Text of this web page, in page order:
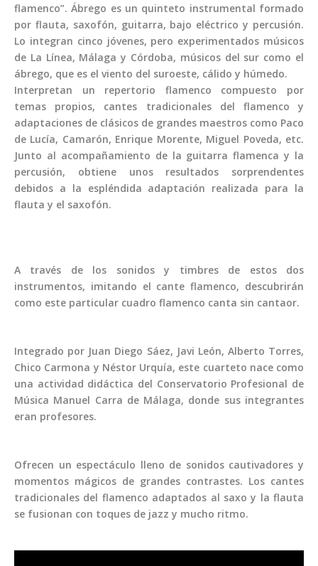
flamenco”. Ábrego es un quinteto instrumental formado
por flauta, saxofón, guitarra, bajo eléctrico y percusión.
Lo integran cinco jóvenes, pero experimentados músicos
de La Línea, Málaga y Córdoba, músicos del sur como el
ábrego, que es el viento del suroeste, cálido y húmedo.
Interpretan un repertorio flamenco compuesto por
temas propios, cantes tradicionales del flamenco y
adaptaciones de clásicos de grandes maestros como Paco
de Lucía, Camarón, Enrique Morente, Miguel Poveda, etc.
Junto al acompañamiento de la guitarra flamenca y la
percusión, obtiene unos resultados sorprendentes
debidos a la espléndida adaptación realizada para la
flauta y el saxofón.
A través de los sonidos y timbres de estos dos
instrumentos, imitando el cante flamenco, descubrirán
como este particular cuadro flamenco canta sin cantaor.
Integrado por Juan Diego Sáez, Javi León, Alberto Torres,
Chico Carmona y Néstor Urquía, este cuarteto nace como
una actividad didáctica del Conservatorio Profesional de
Música Manuel Carra de Málaga, donde sus integrantes
eran profesores.
Ofrecen un espectáculo lleno de sonidos cautivadores y
momentos mágicos de grandes contrastes. Los cantes
tradicionales del flamenco adaptados al saxo y la flauta
se fusionan con toques de jazz y mucho ritmo.